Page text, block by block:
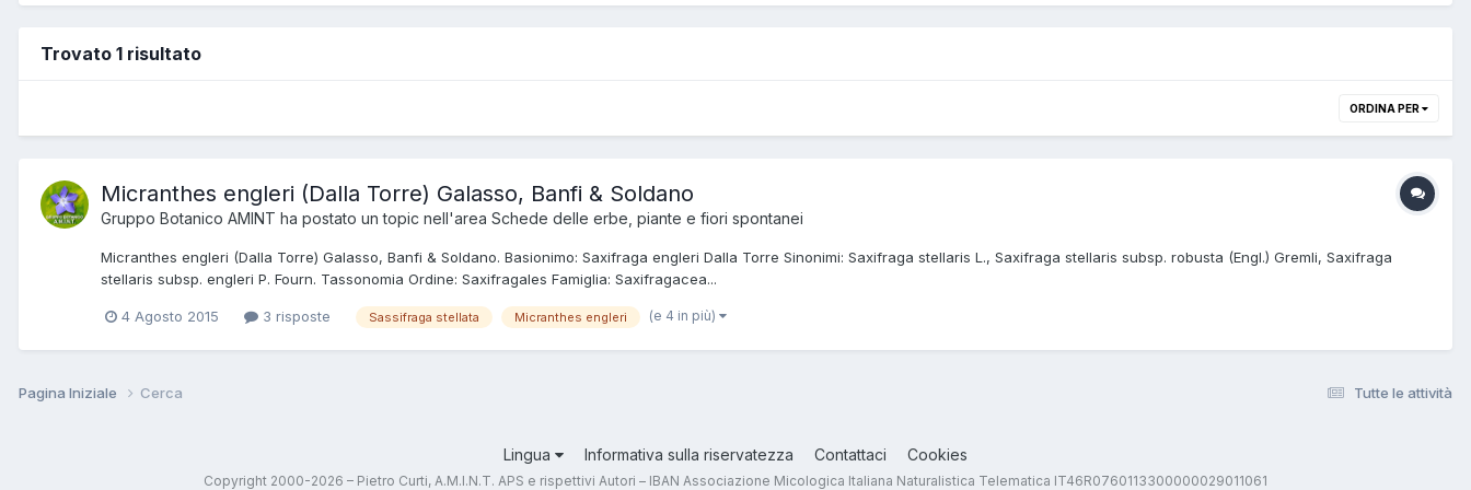
Trovato 1 risultato
ORDINA PER
Micranthes engleri (Dalla Torre) Galasso, Banfi & Soldano
Gruppo Botanico AMINT ha postato un topic nell'area Schede delle erbe, piante e fiori spontanei
Micranthes engleri (Dalla Torre) Galasso, Banfi & Soldano. Basionimo: Saxifraga engleri Dalla Torre Sinonimi: Saxifraga stellaris L., Saxifraga stellaris subsp. robusta (Engl.) Gremli, Saxifraga
stellaris subsp. engleri P. Fourn. Tassonomia Ordine: Saxifragales Famiglia: Saxifragacea...
4 Agosto 2015 3 risposte Sassifraga stellata Micranthes engleri (e 4 in più)
Tutte le attività
Pagina Iniziale Cerca
Lingua Informativa sulla riservatezza Contattaci Cookies
Copyright 2000-2026 – Pietro Curti, A.M.I.N.T. APS e rispettivi Autori – IBAN Associazione Micologica Italiana Naturalistica Telematica IT46R0760113300000029011061